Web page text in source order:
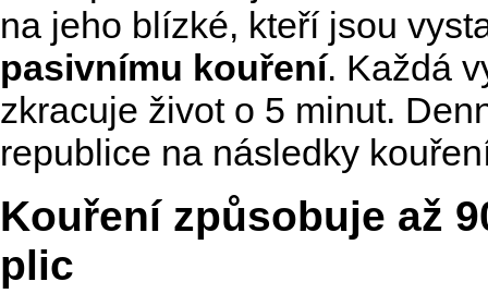
na jeho blízké, kteří jsou
pasivnímu kouření. Každá
zkracuje život o 5 minut.
republice na následky
Kouření způsobuje až
plic